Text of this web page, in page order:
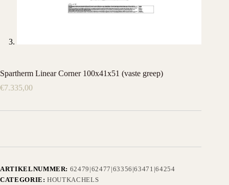
Spartherm Linear Corner 100x41x51 (vaste greep)
€7.335,00
ARTIKELNUMMER: 62479|62477|63356|63471|64254
CATEGORIE:HOUTKACHELS